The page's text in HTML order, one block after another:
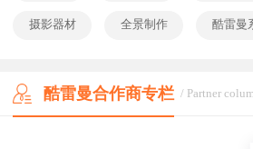
摄影器材 全景制作 酷雷曼
酷雷曼合作商专栏 / Partner